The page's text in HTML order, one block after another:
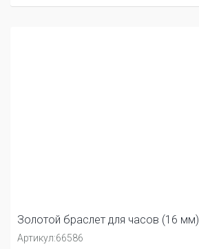
Золотой браслет для часов (16 мм)
Артикул:66586